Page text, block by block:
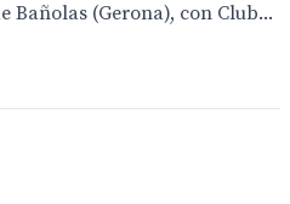
Bañolas (Gerona), con Club...